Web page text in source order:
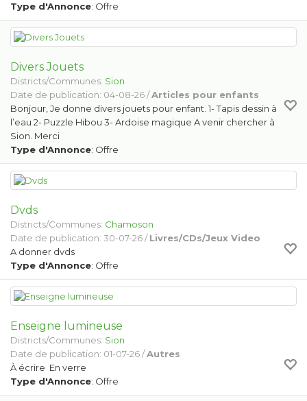
Type d'Annonce: Offre
Divers Jouets
Districts/Communes: Sion
Date de publication: 04-08-26 /Articles pour enfants
Bonjour, Je donne divers jouets pour enfant. 1- Tapis dessin à
l’eau 2- Puzzle Hibou 3- Ardoise magique A venir chercher à
Sion. Merci
Type d'Annonce: Offre
Dvds
Districts/Communes: Chamoson
Date de publication: 30-07-26 /Livres/CDs/Jeux Video
A donner dvds
Type d'Annonce: Offre
Enseigne lumineuse
Districts/Communes: Sion
Date de publication: 01-07-26 /Autres
À écrire En verre
Type d'Annonce: Offre